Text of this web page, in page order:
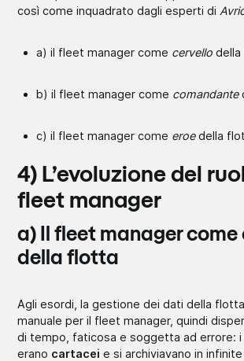
così come inquadrato dagli esperti di
a) il fleet manager come cervellodella
b) il fleet manager come comandante
c) il fleet manager come eroedella
4) L’evoluzione del
fleet manager
a) Il fleet manager come
della flotta
Agli esordi, la gestione dei dati della
manuale per il fleet manager, quindi
di tempo, faticosa e soggetta ad errore: i
erano cartacei e si archiviavano in